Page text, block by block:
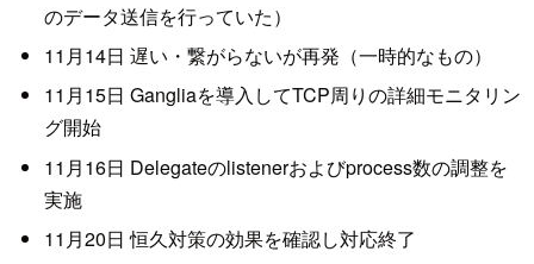
のデータ送信を行っていた）
11月14日 遅い・繋がらないが再発（一時的なもの）
11月15日 Gangliaを導入してTCP周りの詳細モニタリン
グ開始
11月16日 Delegateのlistenerおよびprocess数の調整を
実施
11月20日 恒久対策の効果を確認し対応終了